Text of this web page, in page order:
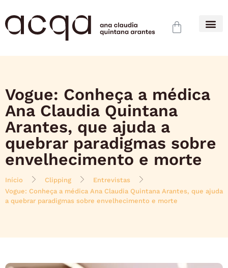
Vogue: Conheça a médica
Ana Claudia Quintana
Arantes, que ajuda a
quebrar paradigmas sobre
envelhecimento e morte
Início Clipping
Entrevistas
Vogue: Conheça a médica Ana Claudia Quintana Arantes, que ajuda
a quebrar paradigmas sobre envelhecimento e morte